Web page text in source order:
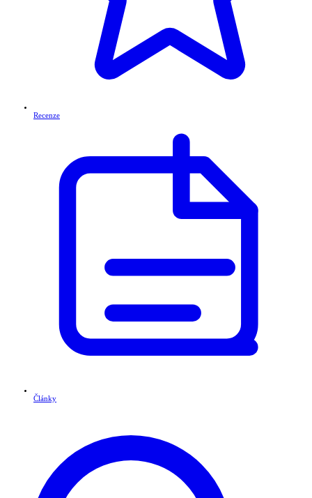
Recenze
Články